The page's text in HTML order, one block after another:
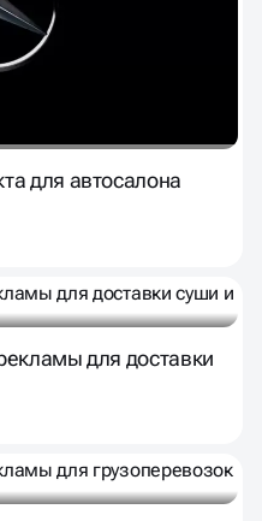
для автосалона
для доставки